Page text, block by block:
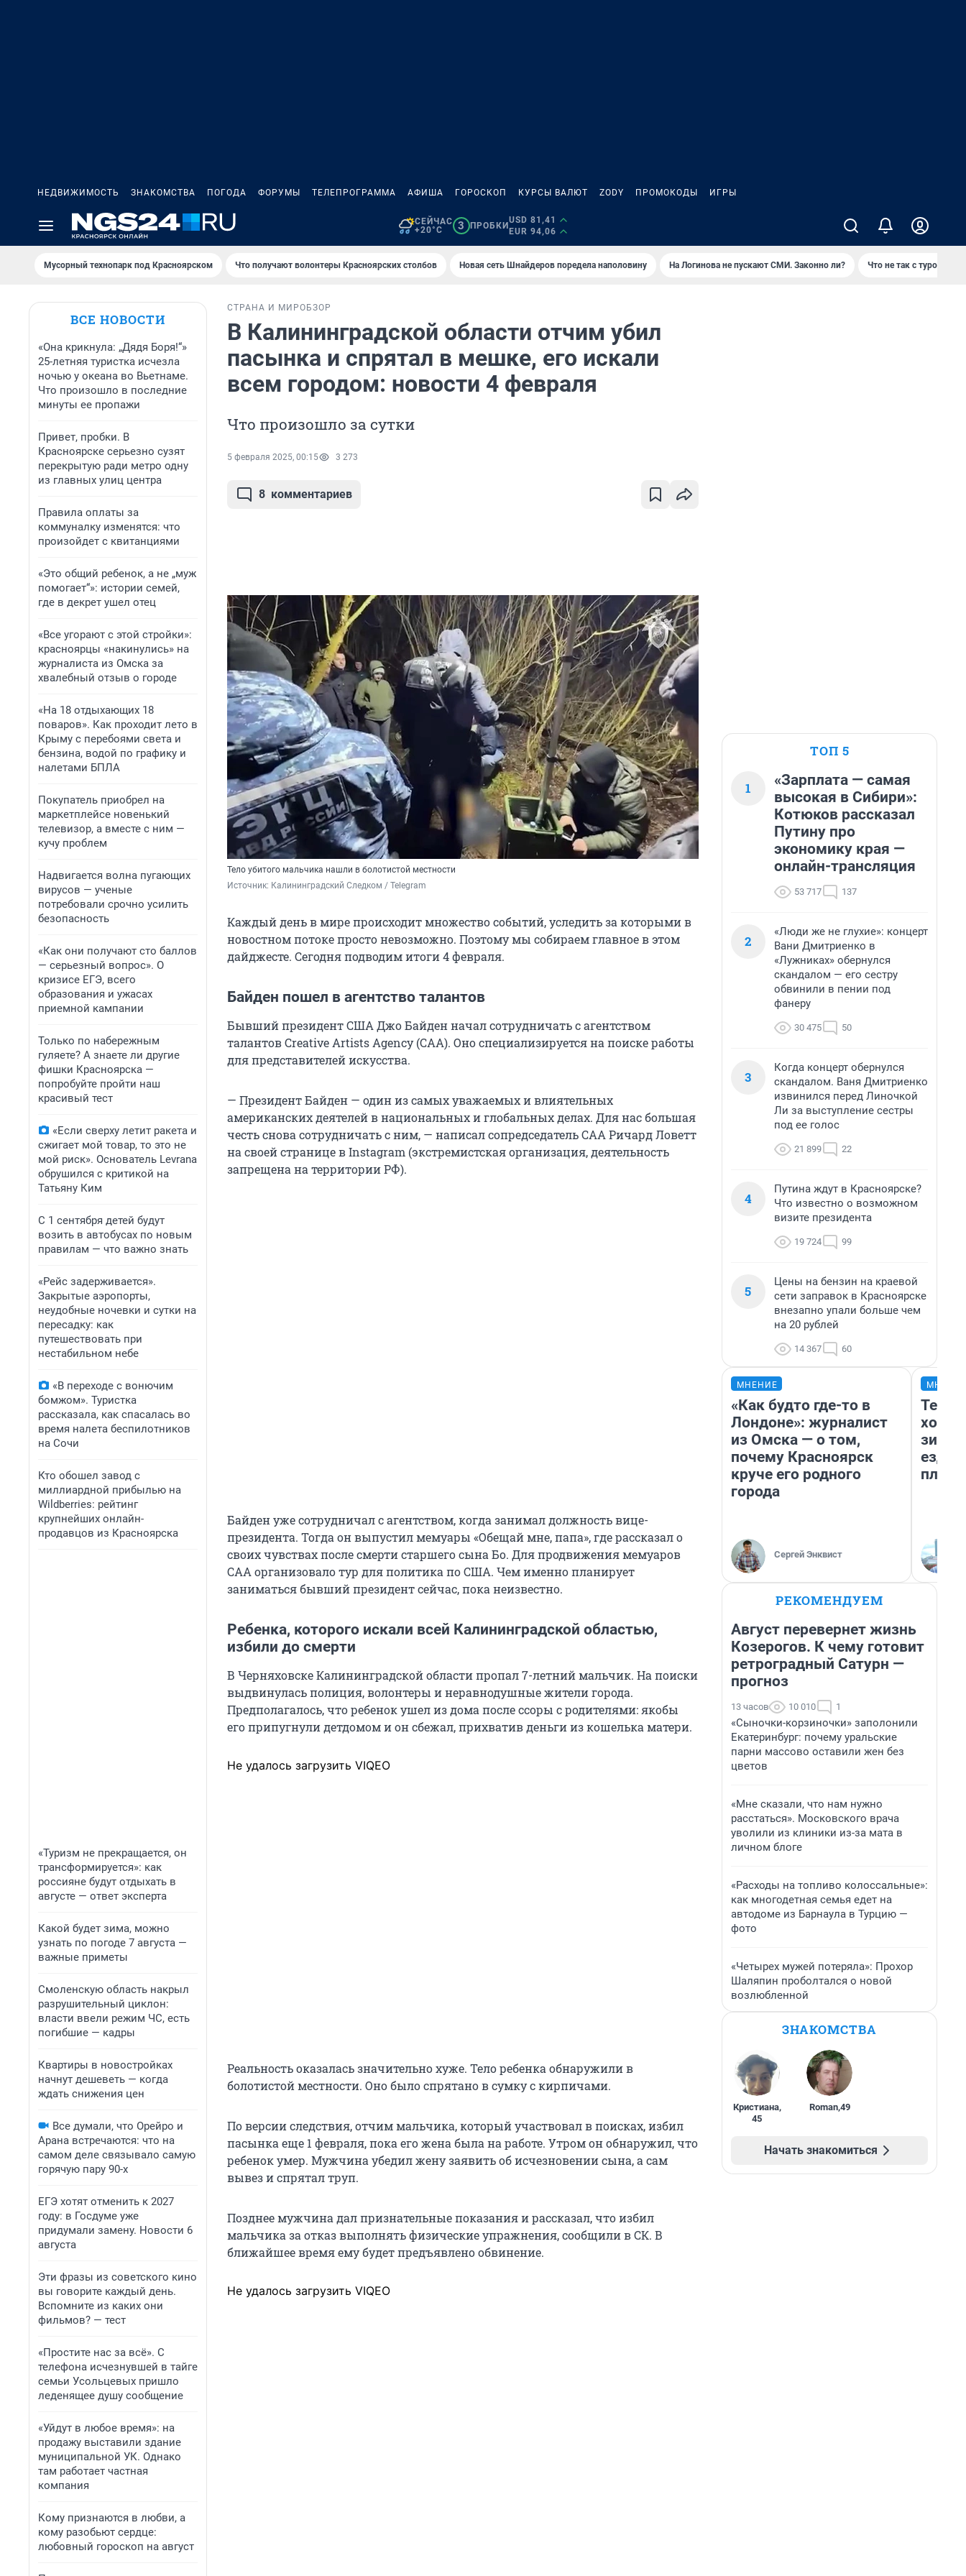
НЕДВИЖИМОСТЬ ЗНАКОМСТВА ПОГОДА ФОРУМЫ ТЕЛЕПРОГРАММА АФИША ГОРОСКОП КУРСЫ ВАЛЮТ ZODY ПРОМОКОДЫ ИГРЫ
СЕЙЧАС
+20°C
3 ПРОБКИ
USD 81,41
EUR 94,06
Мусорный технопарк под Крaсноярском Что получают волонтеры Красноярских столбов Новая сеть Шнайдеров поредела наполовину На Логинова не пускают СМИ. Законно ли? Что не так с туром на
ВСЕ НОВОСТИ
«Она крикнула: „Дядя Боря!“»
25-летняя туристка исчезла
ночью у океана во Вьетнаме.
Что произошло в последние
минуты ее пропажи
Привет, пробки. В
Красноярске серьезно сузят
перекрытую ради метро одну
из главных улиц центра
Правила оплаты за
коммуналку изменятся: что
произойдет с квитанциями
«Это общий ребенок, а не „муж
помогает“»: истории семей,
где в декрет ушел отец
«Все угорают с этой стройки»:
красноярцы «накинулись» на
журналиста из Омска за
хвалебный отзыв о городе
«На 18 отдыхающих 18
поваров». Как проходит лето в
Крыму с перебоями света и
бензина, водой по графику и
налетами БПЛА
Покупатель приобрел на
маркетплейсе новенький
телевизор, а вместе с ним —
кучу проблем
Надвигается волна пугающих
вирусов — ученые
потребовали срочно усилить
безопасность
«Как они получают сто баллов
— серьезный вопрос». О
кризисе ЕГЭ, всего
образования и ужасах
приемной кампании
Только по набережным
гуляете? А знаете ли другие
фишки Красноярска —
попробуйте пройти наш
красивый тест
«Если сверху летит ракета и
сжигает мой товар, то это не
мой риск». Основатель Levrana
обрушился с критикой на
Татьяну Ким
С 1 сентября детей будут
возить в автобусах по новым
правилам — что важно знать
«Рейс задерживается».
Закрытые аэропорты,
неудобные ночевки и сутки на
пересадку: как
путешествовать при
нестабильном небе
«В переходе с вонючим
бомжом». Туристка
рассказала, как спасалась во
время налета беспилотников
на Сочи
Кто обошел завод с
миллиардной прибылью на
Wildberries: рейтинг
крупнейших онлайн-
продавцов из Красноярска
«Туризм не прекращается, он
трансформируется»: как
россияне будут отдыхать в
августе — ответ эксперта
Какой будет зима, можно
узнать по погоде 7 августа —
важные приметы
Смоленскую область накрыл
разрушительный циклон:
власти ввели режим ЧС, есть
погибшие — кадры
Квартиры в новостройках
начнут дешеветь — когда
ждать снижения цен
Все думали, что Орейро и
Арана встречаются: что на
самом деле связывало самую
горячую пару 90-х
ЕГЭ хотят отменить к 2027
году: в Госдуме уже
придумали замену. Новости 6
августа
Эти фразы из советского кино
вы говорите каждый день.
Вспомните из каких они
фильмов? — тест
«Простите нас за всё». С
телефона исчезнувшей в тайге
семьи Усольцевых пришло
леденящее душу сообщение
«Уйдут в любое время»: на
продажу выставили здание
муниципальной УК. Однако
там работает частная
компания
Кому признаются в любви, а
кому разобьют сердце:
любовный гороскоп на август
СТРАНА И МИРОБЗОР
В Калининградской области отчим убил
пасынка и спрятал в мешке, его искали
всем городом: новости 4 февраля
Что произошло за сутки
5 февраля 2025, 00:15 3 273
8 комментариев
Тело убитого мальчика нашли в болотистой местности
Источник: Калининградский Следком / Telegram
Каждый день в мире происходит множество событий, уследить за которыми в
новостном потоке просто невозможно. Поэтому мы собираем главное в этом
дайджесте. Сегодня подводим итоги 4 февраля.
Байден пошел в агентство талантов
Бывший президент США Джо Байден начал сотрудничать с агентством
талантов Creative Artists Agency (CAA). Оно специализируется на поиске работы
для представителей искусства.
— Президент Байден — один из самых уважаемых и влиятельных
американских деятелей в национальных и глобальных делах. Для нас большая
честь снова сотрудничать с ним, — написал сопредседатель CAA Ричард Ловетт
на своей странице в Instagram (экстремистская организация, деятельность
запрещена на территории РФ).
Байден уже сотрудничал с агентством, когда занимал должность вице-
президента. Тогда он выпустил мемуары «Обещай мне, папа», где рассказал о
своих чувствах после смерти старшего сына Бо. Для продвижения мемуаров
CAA организовало тур для политика по США. Чем именно планирует
заниматься бывший президент сейчас, пока неизвестно.
Ребенка, которого искали всей Калининградской областью,
избили до смерти
В Черняховске Калининградской области пропал 7-летний мальчик. На поиски
выдвинулась полиция, волонтеры и неравнодушные жители города.
Предполагалось, что ребенок ушел из дома после ссоры с родителями: якобы
его припугнули детдомом и он сбежал, прихватив деньги из кошелька матери.
Не удалось загрузить VIQEO
Реальность оказалась значительно хуже. Тело ребенка обнаружили в
болотистой местности. Оно было спрятано в сумку с кирпичами.
По версии следствия, отчим мальчика, который участвовал в поисках, избил
пасынка еще 1 февраля, пока его жена была на работе. Утром он обнаружил, что
ребенок умер. Мужчина убедил жену заявить об исчезновении сына, а сам
вывез и спрятал труп.
Позднее мужчина дал признательные показания и рассказал, что избил
мальчика за отказ выполнять физические упражнения, сообщили в СК. В
ближайшее время ему будет предъявлено обвинение.
Не удалось загрузить VIQEO
ТОП 5
1
«Зарплата — самая
высокая в Сибири»:
Котюков рассказал
Путину про
экономику края —
онлайн-трансляция
53 717 137
2
«Люди же не глухие»: концерт
Вани Дмитриенко в
«Лужниках» обернулся
скандалом — его сестру
обвинили в пении под
фанеру
30 475 50
3
Когда концерт обернулся
скандалом. Ваня Дмитриенко
извинился перед Линочкой
Ли за выступление сестры
под ее голос
21 899 22
4
Путина ждут в Красноярске?
Что известно о возможном
визите президента
19 724 99
5
Цены на бензин на краевой
сети заправок в Красноярске
внезапно упали больше чем
на 20 рублей
14 367 60
МНЕНИЕ
«Как будто где-то в
Лондоне»: журналист
из Омска — о том,
почему Красноярск
круче его родного
города
Сергей Энквист
ездит
РЕКОМЕНДУЕМ
Август перевернет жизнь
Козерогов. К чему готовит
ретроградный Сатурн —
прогноз
13 часов 10 010 1
«Сыночки-корзиночки» заполонили
Екатеринбург: почему уральские
парни массово оставили жен без
цветов
«Мне сказали, что нам нужно
расстаться». Московского врача
уволили из клиники из-за мата в
личном блоге
«Расходы на топливо колоссальные»:
как многодетная семья едет на
автодоме из Барнаула в Турцию —
фото
«Четырех мужей потеряла»: Прохор
Шаляпин проболтался о новой
возлюбленной
ЗНАКОМСТВА
Кристиана,
45
Roman,49
Начать знакомиться